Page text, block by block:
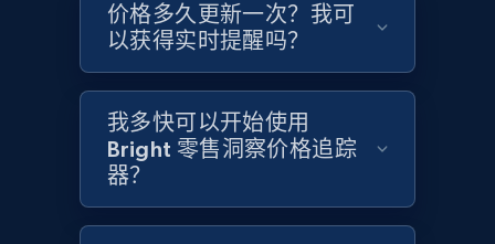
Home Depot US - Gather data on products
URL, Domain, Country code, Model number,
Sku, Product id, Product name, Manufacturer,
and more.
价格多久更新一次？我可
以获得实时提醒吗？
我多快可以开始使用
Bright 零售洞察价格追踪
器？